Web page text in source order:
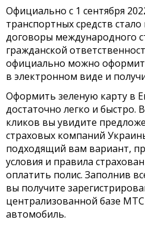
Официально с 1 сентября
транспортных средств
договоры международного
гражданской
официально можно
в электронном виде и
Оформить зеленую карту в
достаточно легко и быстро.
кликов вы увидите
страховых компаний
подходящий вам вариант,
условия и правила
оплатить полис. Заполнив
вы получите
централизованной базе
автомобиль.